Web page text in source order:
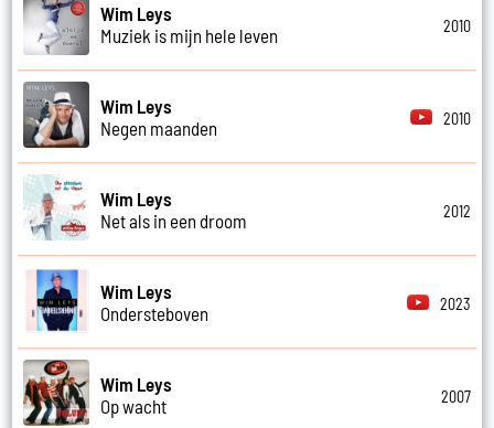
Wim Leys
Muziek is mijn hele leven
2010
Wim Leys
Negen maanden
2010
Wim Leys
Net als in een droom
2012
Wim Leys
Ondersteboven
2023
Wim Leys
Op wacht
2007